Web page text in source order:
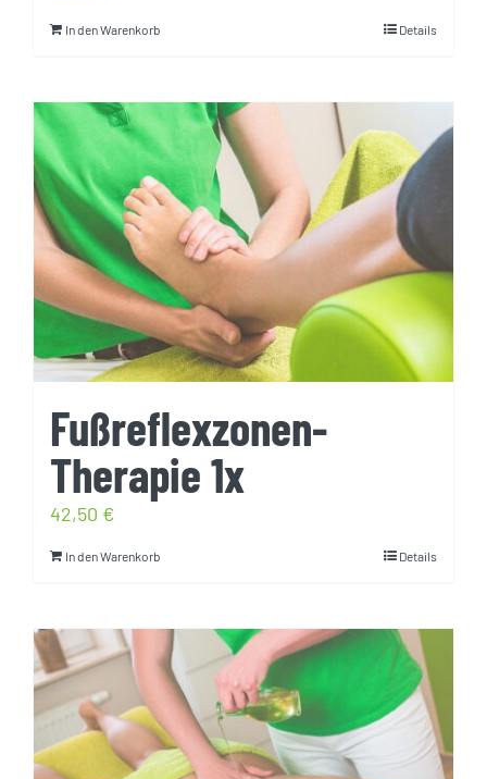
In den Warenkorb Details
Fußreflexzonen-
Therapie 1x
42,50 €
In den Warenkorb Details